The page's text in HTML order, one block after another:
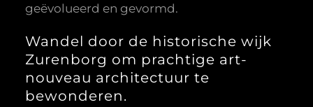
geëvolueerd en gevormd.
Wandel door de historische wijk
Zurenborg om prachtige art-
nouveau architectuur te
bewonderen.